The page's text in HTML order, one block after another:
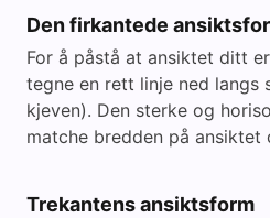
Den firkantede
For å påstå at ansiktet ditt
tegne en rett linje ned langs
kjeven). Den sterke og
matche bredden på ansiktet
Trekantens ansiktsform